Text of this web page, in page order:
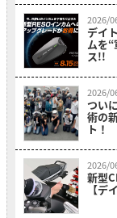
2026/
デイ
ムを
ス!!
2026/
つい
術の
ト！
2026/
新型
【デ